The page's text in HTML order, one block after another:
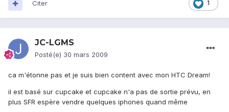
1
Citer
JC-LGMS
Posté(e) 30 mars 2009
ca m'étonne pas et je suis bien content avec mon HTC Dream!
il est basé sur cupcake et cupcake n'a pas de sortie prévu, en
plus SFR espère vendre quelques iphones quand même